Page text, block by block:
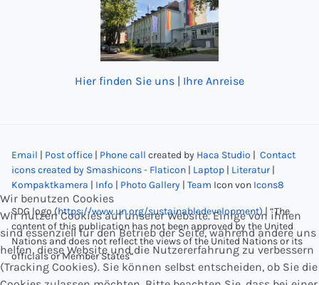
Hier finden Sie uns | Ihre Anreise
Email | Post office | Phone call created by Haca Studio | Contact
icons created by Smashicons - Flaticon | Laptop | Literatur |
Kompaktkamera | Info | Photo Gallery | Team Icon von Icons8
SDG logo (https://www.un.org/sustainabledevelopment)| “The
content of this publication has not been approved by the United
Nations and does not reflect the views of the United Nations or its
officials or Member States”
Wir benutzen Cookies
Wir nutzen Cookies auf unserer Website. Einige von ihnen
sind essenziell für den Betrieb der Seite, während andere uns
helfen, diese Website und die Nutzererfahrung zu verbessern
(Tracking Cookies). Sie können selbst entscheiden, ob Sie die